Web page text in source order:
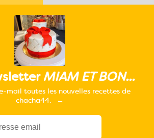
MIAM ET BON...
mail toutes les nouvelles recettes de
chacha44.